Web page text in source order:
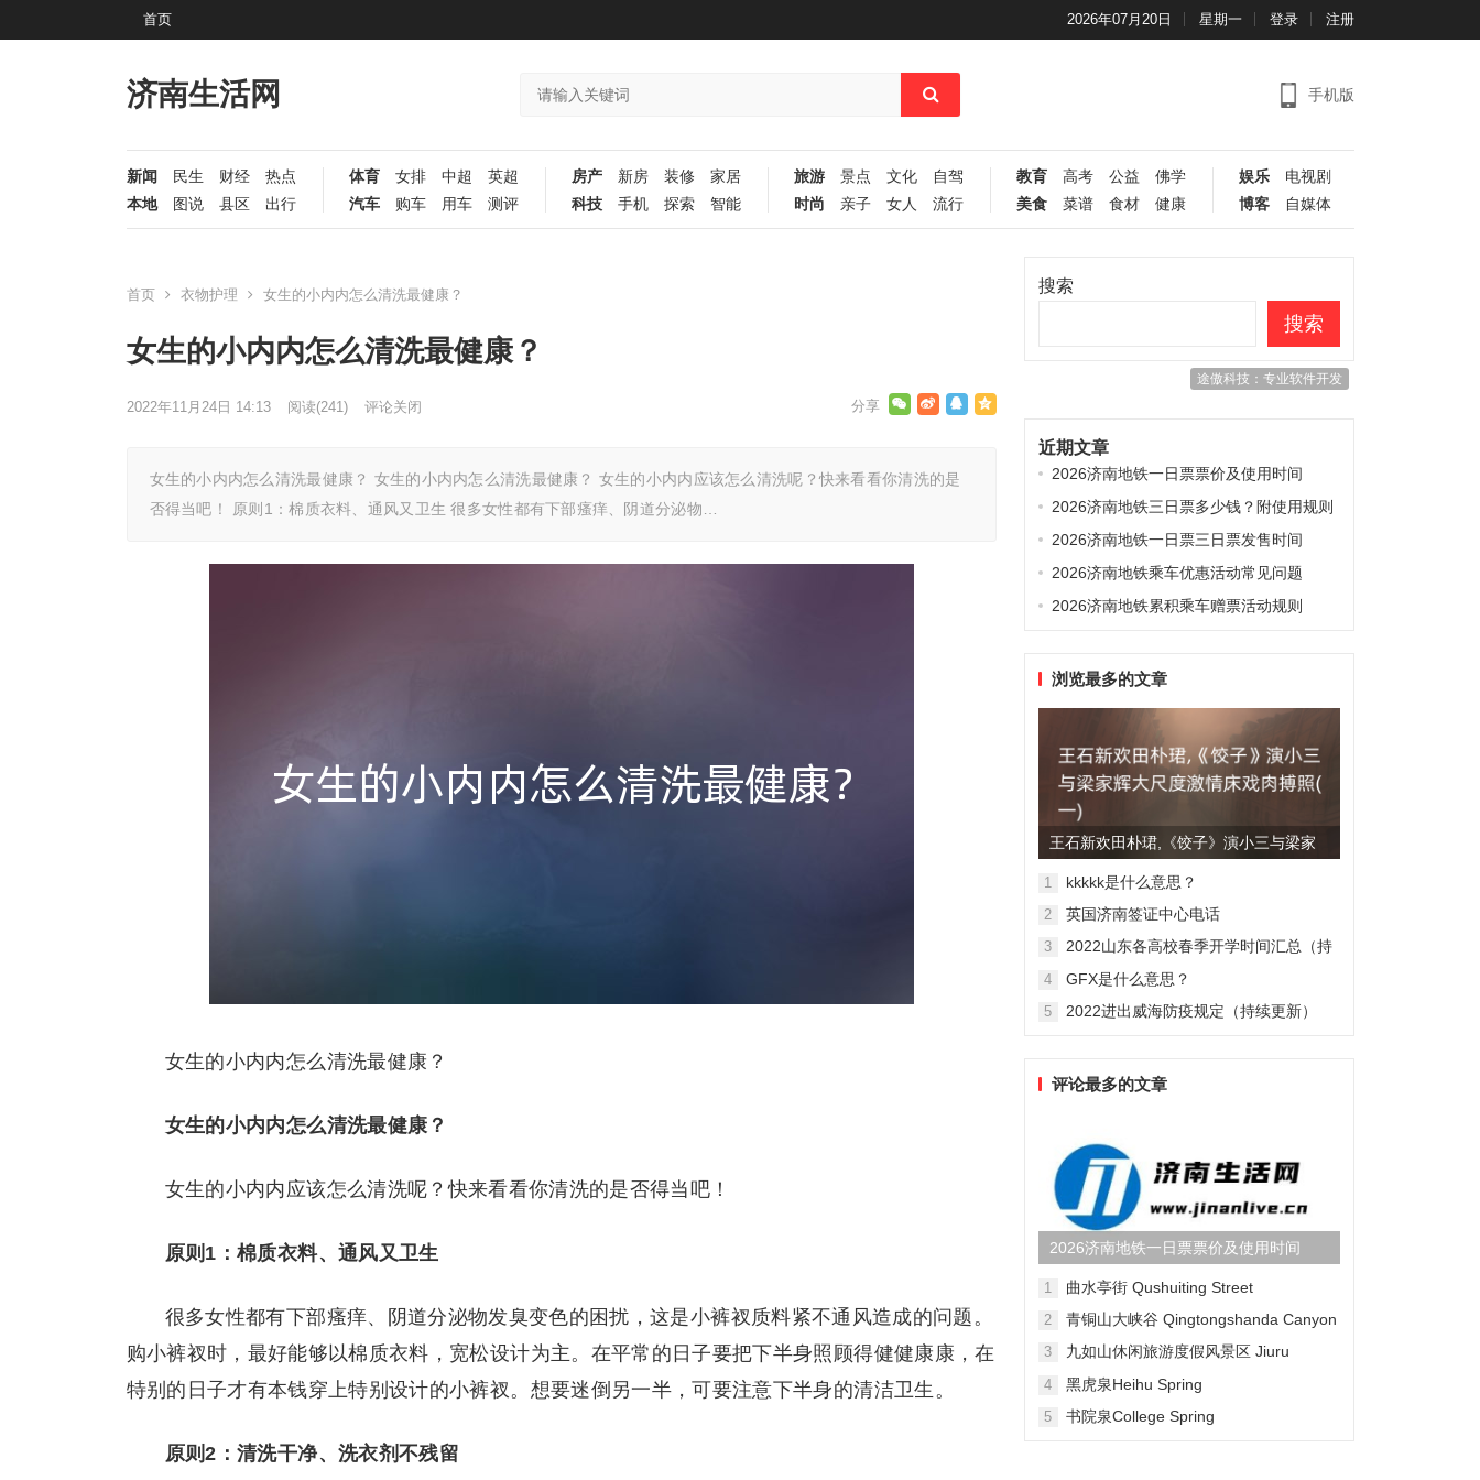
首页 2026年07月20日 星期一 登录 注册
济南生活网 手机版
新闻 民生 财经
热点
本地
图说 县区 出行
体育 女排 中超
英超
汽车
购车 用车 测评
房产 新房 装修
家居
科技
手机 探索 智能
旅游 景点 文化
自驾
时尚
亲子 女人 流行
教育 高考 公益
佛学
美食
菜谱 食材 健康
娱乐
电视剧
博客
自媒体
首页 衣物护理 女生的小内内怎么清洗最健康？
女生的小内内怎么清洗最健康？
2022年11月24日 14:13 阅读(241) 评论关闭
女生的小内内怎么清洗最健康？ 女生的小内内怎么清洗最健康？ 女生的小内内应该怎么清洗呢？快来看看你清洗的是
否得当吧！ 原则1：棉质衣料、通风又卫生 很多女性都有下部瘙痒、阴道分泌物…
女生的小内内怎么清洗最健康？
女生的小内内怎么清洗最健康？
女生的小内内应该怎么清洗呢？快来看看你清洗的是否得当吧！
原则1：棉质衣料、通风又卫生
很多女性都有下部瘙痒、阴道分泌物发臭变色的困扰，这是小裤衩质料紧不通风造成的问题。
购小裤衩时，最好能够以棉质衣料，宽松设计为主。在平常的日子要把下半身照顾得健健康康，在
特别的日子才有本钱穿上特别设计的小裤衩。想要迷倒另一半，可要注意下半身的清洁卫生。
原则2：清洗干净、洗衣剂不残留
搜索
搜索
途傲科技：专业软件开发
近期文章
2026济南地铁一日票票价及使用时间
2026济南地铁三日票多少钱？附使用规则
2026济南地铁一日票三日票发售时间
2026济南地铁乘车优惠活动常见问题
2026济南地铁累积乘车赠票活动规则
浏览最多的文章
王石新欢田朴珺,《饺子》演小三与梁家
辉大尺度激情床戏肉搏照(...
1 kkkkk是什么意思？
2 英国济南签证中心电话
3
2022山东各高校春季开学时间汇总（持
4 GFX是什么意思？
5 2022进出威海防疫规定（持续更新）
评论最多的文章
2026济南地铁一日票票价及使用时间
1 曲水亭街 Qushuiting Street
2 青铜山大峡谷 Qingtongshanda Canyon
3
九如山休闲旅游度假风景区 Jiuru
4 黑虎泉Heihu Spring
5 书院泉College Spring